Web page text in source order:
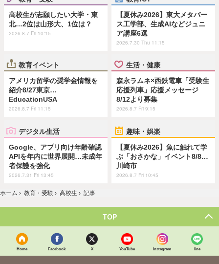
高校生が志願したい大学・東
北…2位は山形大、1位は？
2026.8.7 Fri 10:15
【夏休み2026】東大メタバー
ス工学部、生成AIなどジュニ
ア講座6選
2026.7.30 Thu 11:15
教育イベント
アメリカ留学の奨学金情報を
紹介8/27東京…
EducationUSA
2026.8.7 Fri 11:15
生活・健康
森永ラムネ×西鉄電車「受験生
応援列車」応援メッセージ
8/12より募集
2026.8.7 Fri 9:15
デジタル生活
Google、アプリ向け年齢確認
APIを年内に世界展開…未成年
者保護を強化
2026.7.31 Fri 13:45
趣味・娯楽
【夏休み2026】魚に触れて学
ぶ「おさかな」イベント8/8…
川崎市
2026.8.7 Fri 10:45
ホーム › 教育・受験 › 高校生 › 記事
TOP
Home Facebook X YouTube Instagram line